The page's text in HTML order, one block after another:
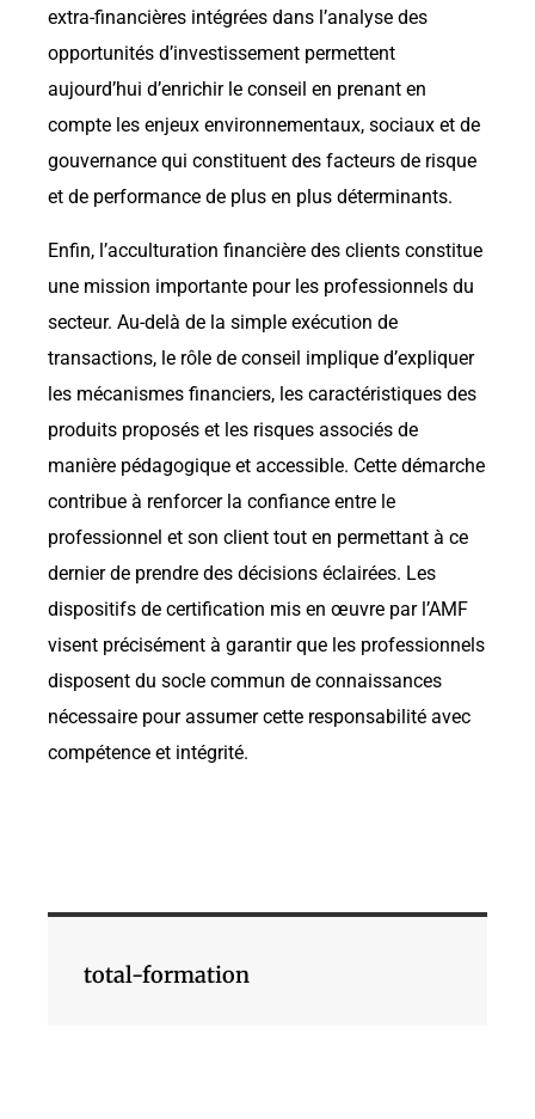
extra-financières intégrées dans l’analyse des
opportunités d’investissement permettent
aujourd’hui d’enrichir le conseil en prenant en
compte les enjeux environnementaux, sociaux et de
gouvernance qui constituent des facteurs de risque
et de performance de plus en plus déterminants.
Enfin, l’acculturation financière des clients constitue
une mission importante pour les professionnels du
secteur. Au-delà de la simple exécution de
transactions, le rôle de conseil implique d’expliquer
les mécanismes financiers, les caractéristiques des
produits proposés et les risques associés de
manière pédagogique et accessible. Cette démarche
contribue à renforcer la confiance entre le
professionnel et son client tout en permettant à ce
dernier de prendre des décisions éclairées. Les
dispositifs de certification mis en œuvre par l’AMF
visent précisément à garantir que les professionnels
disposent du socle commun de connaissances
nécessaire pour assumer cette responsabilité avec
compétence et intégrité.
total-formation